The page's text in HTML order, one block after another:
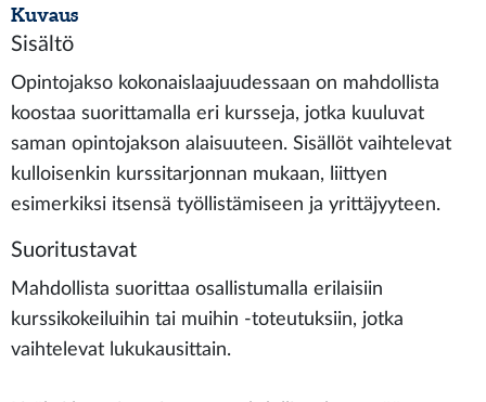
Kuvaus
Sisältö
Opintojakso kokonaislaajuudessaan on mahdollista
koostaa suorittamalla eri kursseja, jotka kuuluvat
saman opintojakson alaisuuteen. Sisällöt vaihtelevat
kulloisenkin kurssitarjonnan mukaan, liittyen
esimerkiksi itsensä työllistämiseen ja yrittäjyyteen.
Suoritustavat
Mahdollista suorittaa osallistumalla erilaisiin
kurssikokeiluihin tai muihin -toteutuksiin, jotka
vaihtelevat lukukausittain.